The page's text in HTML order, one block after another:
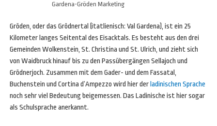
Gardena-Gröden Marketing
Gröden, oder das Grödnertal (itatlienisch: Val Gardena), ist ein 25
Kilometer langes Seitental des Eisacktals. Es besteht aus den drei
Gemeinden Wolkenstein, St. Christina und St. Ulrich, und zieht sich
von Waidbruck hinauf bis zu den Passübergängen Sellajoch und
Grödnerjoch. Zusammen mit dem Gader- und dem Fassatal,
Buchenstein und Cortina d’Ampezzo wird hier der ladinischen Sprache
noch sehr viel Bedeutung beigemessen. Das Ladinische ist hier sogar
als Schulsprache anerkannt.